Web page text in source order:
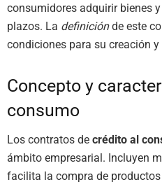
consumidores adquirir bienes
plazos. La definiciónde este
condiciones para su creación y
Concepto y
consumo
Los contratos de crédito al
ámbito empresarial. Incluyen
facilita la compra de